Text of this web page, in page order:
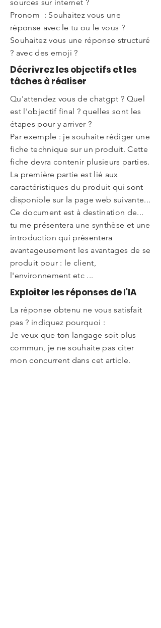
sources sur internet ?
Pronom : Souhaitez vous une
réponse avec le tu ou le vous ?
Souhaitez vous une réponse structuré
? avec des emoji ?
Décrivrez les objectifs et les
tâches à réaliser
Qu'attendez vous de chatgpt ? Quel
est l'objectif final ? quelles sont les
étapes pour y arriver ?
Par exemple : je souhaite rédiger une
fiche technique sur un produit. Cette
fiche devra contenir plusieurs parties.
La première partie est lié aux
caractéristiques du produit qui sont
disponible sur la page web suivante...
Ce document est à destination de...
tu me présentera une synthèse et une
introduction qui présentera
avantageusement les avantages de se
produit pour : le client,
l'environnement etc ...
Exploiter les réponses de l'IA
La réponse obtenu ne vous satisfait
pas ? indiquez pourquoi :
Je veux que ton langage soit plus
commun, je ne souhaite pas citer
mon concurrent dans cet article.